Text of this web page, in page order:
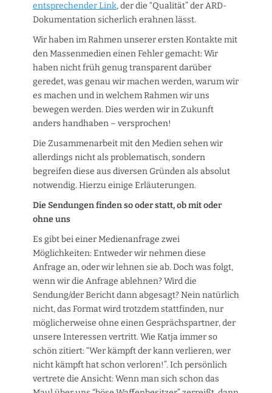
entsprechender Link, der die “Qualität” der ARD-
Dokumentation sicherlich erahnen lässt.
Wir haben im Rahmen unserer ersten Kontakte mit
den Massenmedien einen Fehler gemacht: Wir
haben nicht früh genug transparent darüber
geredet, was genau wir machen werden, warum wir
es machen und in welchem Rahmen wir uns
bewegen werden. Dies werden wir in Zukunft
anders handhaben – versprochen!
Die Zusammenarbeit mit den Medien sehen wir
allerdings nicht als problematisch, sondern
begreifen diese aus diversen Gründen als absolut
notwendig. Hierzu einige Erläuterungen.
Die Sendungen finden so oder statt, ob mit oder
ohne uns
Es gibt bei einer Medienanfrage zwei
Möglichkeiten: Entweder wir nehmen diese
Anfrage an, oder wir lehnen sie ab. Doch was folgt,
wenn wir die Anfrage ablehnen? Wird die
Sendung/der Bericht dann abgesagt? Nein natürlich
nicht, das Format wird trotzdem stattfinden, nur
möglicherweise ohne einen Gesprächspartner, der
unsere Interessen vertritt. Wie Katja immer so
schön zitiert: “Wer kämpft der kann verlieren, wer
nicht kämpft hat schon verloren!”. Ich persönlich
vertrete die Ansicht: Wenn man sich schon das